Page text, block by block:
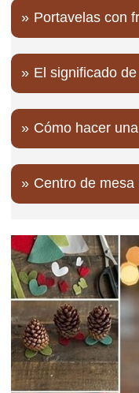
Portavelas con
El significado
Cómo hacer
Centro de